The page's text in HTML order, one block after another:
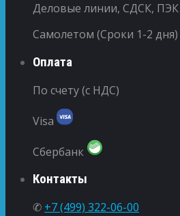
Деловые линии, СДСК, ПЭК
Самолетом (Сроки 1-2 дня)
Оплата
По счету (с НДС)
Visa
Сбербанк
Контакты
✆ +7 (499) 322-06-00